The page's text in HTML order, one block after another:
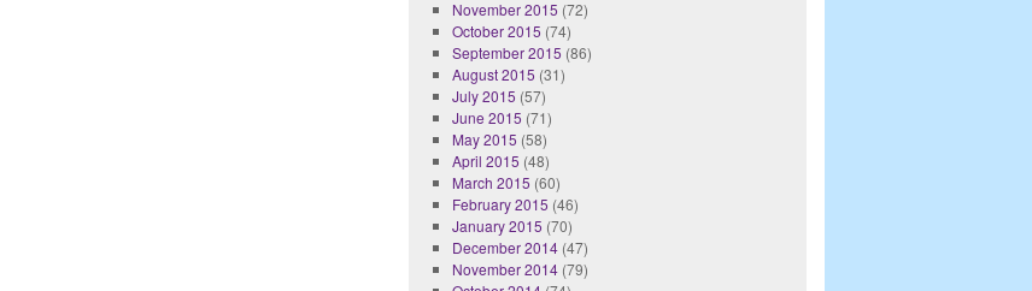
November 2015 (72)
October 2015 (74)
September 2015 (86)
August 2015 (31)
July 2015 (57)
June 2015 (71)
May 2015 (58)
April 2015 (48)
March 2015 (60)
February 2015 (46)
January 2015 (70)
December 2014(47)
November 2014(79)